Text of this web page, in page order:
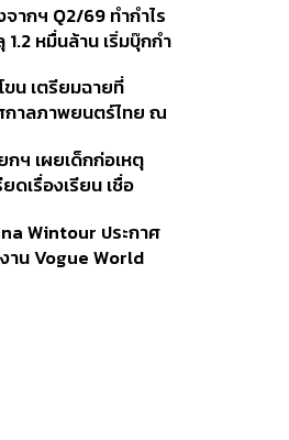
ง ประเมินปล่อยตัว
จากฯ Q2/69 ทำกำไร
1.2 หมื่นล้าน เริ่มบุ๊กกำ
หนุนรายได้ครึ่งปีทะลุ
แสนล้าน
ขน เตรียมฉายที่
กาลภาพยนตร์ไทย ณ
กฯ เผยเด็กก่อเหตุ
ยดเรื่องเรียน เชื่อ
สุนอีกกว่า 30 นัด หาก
บชีวิตตัวเองอาจสูญ
Wintour ประกาศ
าน Vogue World